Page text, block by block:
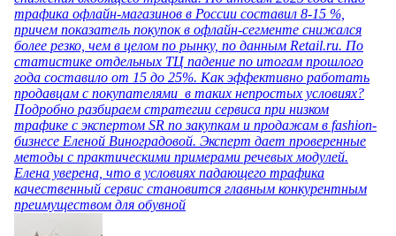
трафика офлайн-магазинов в России составил 8-15 %,
причем показатель покупок в офлайн-сегменте снижался
более резко, чем в целом по рынку, по данным Retail.ru. По
статистике отдельных ТЦ падение по итогам прошлого
года составило от 15 до 25%. Как эффективно работать
продавцам с покупателями в таких непростых условиях?
Подробно разбираем стратегии сервиса при низком
трафике с экспертом SR по закупкам и продажам в fashion-
бизнесе Еленой Виноградовой. Эксперт дает проверенные
методы с практическими примерами речевых модулей.
Елена уверена, что в условиях падающего трафика
качественный сервис становится главным конкурентным
преимуществом для обувной